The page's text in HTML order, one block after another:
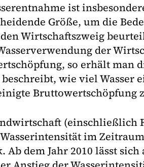
ist
Größe, um die
Wirtschaftszweig
der
so erhält man
wie viel Wasser
Bruttowertschöpfung
(einschließlich
im
Ab dem Jahr 2010 lässt